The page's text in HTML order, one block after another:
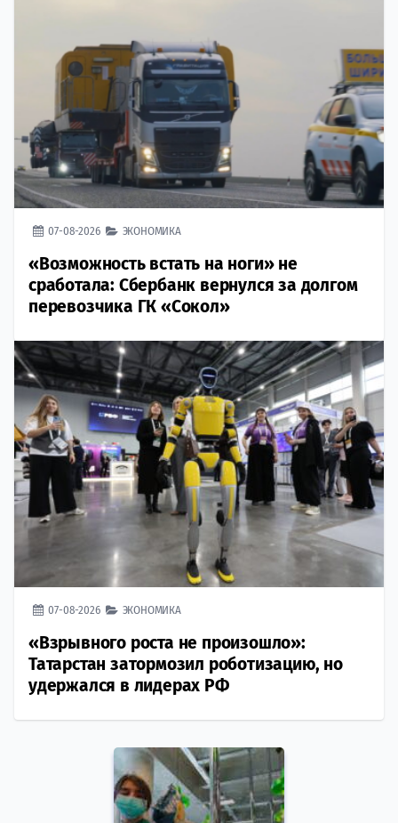
07-08-2026 ЭКОНОМИКА
«Возможность встать на ноги» не
сработала: Сбербанк вернулся за долгом
перевозчика ГК «Сокол»
07-08-2026 ЭКОНОМИКА
«Взрывного роста не произошло»:
Татарстан затормозил роботизацию, но
удержался в лидерах РФ